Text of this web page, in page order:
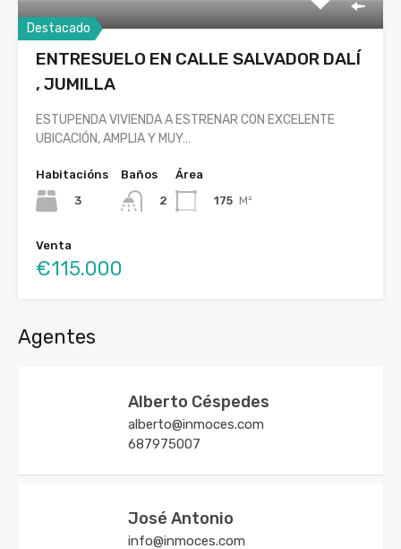
Destacado
ENTRESUELO EN CALLE SALVADOR DALÍ
, JUMILLA
ESTUPENDA VIVIENDA A ESTRENAR CON EXCELENTE
UBICACIÓN, AMPLIA Y MUY…
Habitacións
3
Baños
2
Área
175 M²
Venta
€115.000
Agentes
Alberto Céspedes
alberto@inmoces.com
687975007
José Antonio
info@inmoces.com